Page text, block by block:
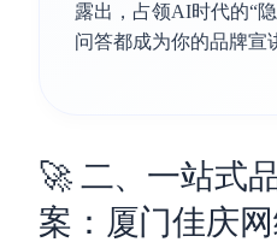
露出，占领AI时代的“
问答都成为你的品牌宣
🚀 二、一站式
案：厦门佳庆